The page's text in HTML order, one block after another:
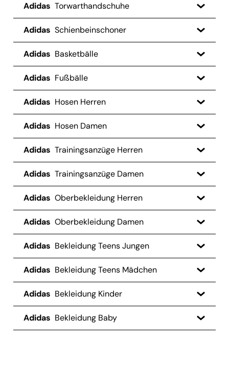
Adidas Torwarthandschuhe
Adidas Schienbeinschoner
Adidas Basketbälle
Adidas Fußbälle
Adidas Hosen Herren
Adidas Hosen Damen
Adidas Trainingsanzüge Herren
Adidas Trainingsanzüge Damen
Adidas Oberbekleidung Herren
Adidas Oberbekleidung Damen
Adidas Bekleidung Teens Jungen
Adidas Bekleidung Teens Mädchen
Adidas Bekleidung Kinder
Adidas Bekleidung Baby